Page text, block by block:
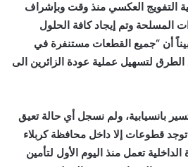
التفويج العكسي منذ وقت وبإشراف
المسلحة وتم إيجاد كافة الحلول
أن “جميع القطعات مستنفرة في
لتسهيل عملية عودة الزائرين الى
بانسيابية، ولم نسجل أي حالة تعيق
توجد قطوعات إلا داخل محافظة كربلاء
تعمل منذ اليوم الأول لتأمين